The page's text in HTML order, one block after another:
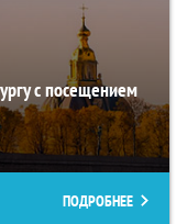
с посещением
ПОДРОБНЕЕ